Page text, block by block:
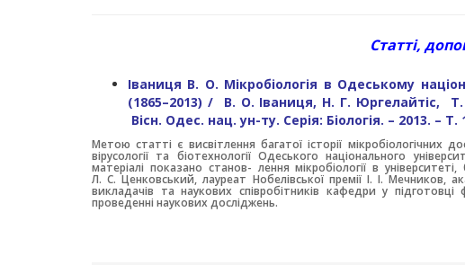
Статті,
Іваниця В. О. Мікробіологія в Одеському
(1865–2013) / В. О. Іваниця, Н. Г. Юргелайтіс,
Вісн. Одес. нац. ун-ту. Серія: Біологія. – 2013. – Т.
Метою статті є висвітлення багатої історії мікробіологічних
вірусології та біотехнології Одеського національного
матеріалі показано станов- лення мікробіології в
Л. С. Ценковський, лауреат Нобелівської премії І. І. Мечников,
викладачів та наукових співробітників кафедри у підготовці
проведенні наукових досліджень.